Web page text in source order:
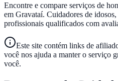
Encontre e compare serviços de
em Gravataí. Cuidadores de
profissionais qualificados com
Este site contém links de
você nos ajuda a manter o serviço
você.